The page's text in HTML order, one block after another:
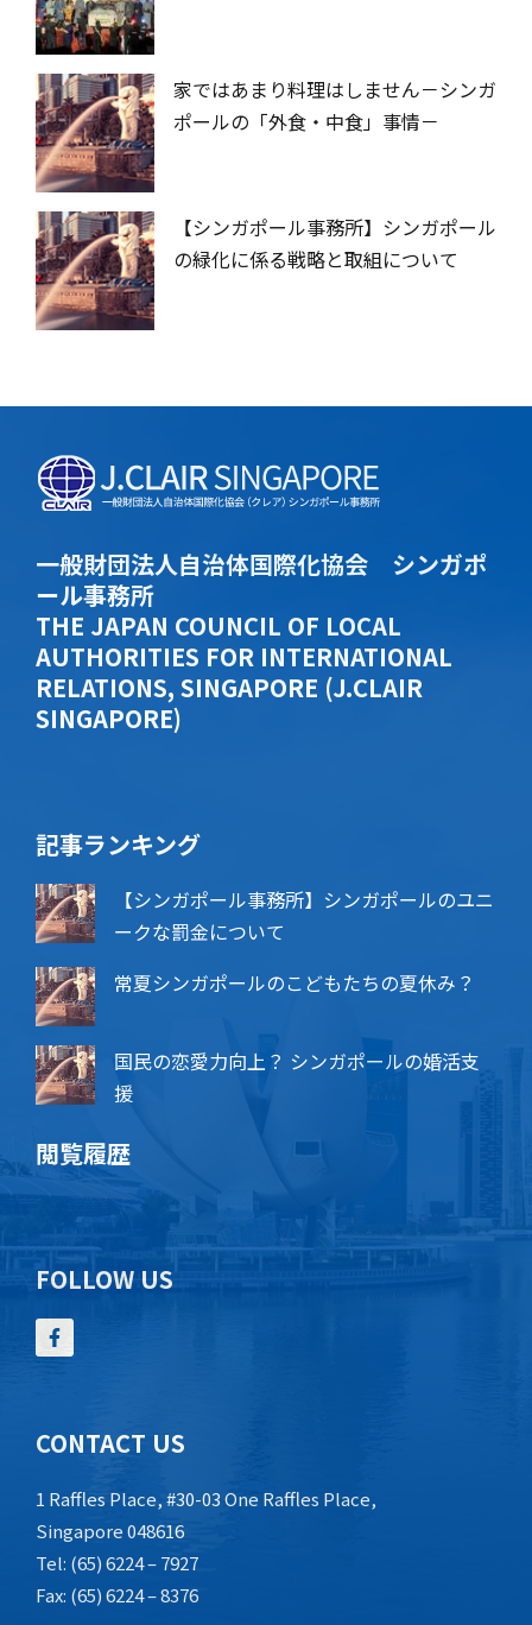
家ではあまり料理はしません－シンガ
ポールの「外食・中食」事情－
【シンガポール事務所】シンガポール
の緑化に係る戦略と取組について
一般財団法人自治体国際化協会 シンガポ
ール事務所
THE JAPAN COUNCIL OF LOCAL
AUTHORITIES FOR INTERNATIONAL
RELATIONS, SINGAPORE (J.CLAIR
SINGAPORE)
記事ランキング
【シンガポール事務所】シンガポールのユニ
ークな罰金について
常夏シンガポールのこどもたちの夏休み？
国民の恋愛力向上？ シンガポールの婚活支
援
閲覧履歴
FOLLOW US
CONTACT US
1 Raffles Place, #30-03 One Raffles Place,
Singapore 048616
Tel: (65) 6224 – 7927
Fax: (65) 6224 – 8376